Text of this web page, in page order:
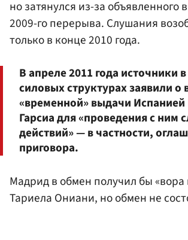
но затянулся из-за объявленного
2009-го перерыва. Слушания
только в конце 2010 года.
В апреле 2011 года источники
силовых структурах заявили
«временной» выдачи Испанией
Гарсиа для «проведения с ним
действий» — в частности,
приговора.
Мадрид в обмен получил бы «вора
Тариела Ониани, но обмен не